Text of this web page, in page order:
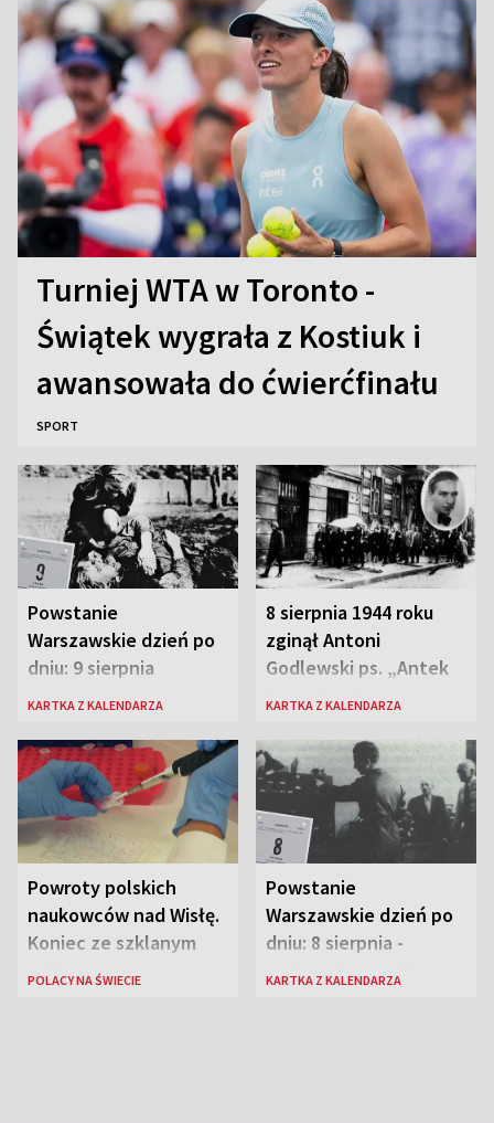
Turniej WTA w Toronto -
Świątek wygrała z Kostiuk i
awansowała do ćwierćfinału
SPORT
Powstanie
Warszawskie dzień po
dniu: 9 sierpnia
KARTKA Z KALENDARZA
8 sierpnia 1944 roku
zginął Antoni
Godlewski ps. „Antek
Rozpylacz”
KARTKA Z KALENDARZA
Powroty polskich
naukowców nad Wisłę.
Koniec ze szklanym
sufitem
POLACY NA ŚWIECIE
Powstanie
Warszawskie dzień po
dniu: 8 sierpnia -
rozbrzmiewa radio
KARTKA Z KALENDARZA